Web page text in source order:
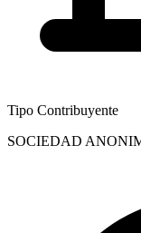
Tipo Contribuyente
SOCIEDAD